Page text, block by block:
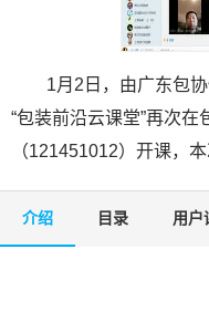
1月2日，由广东包
“包装前沿云课堂”再次
（121451012）开课，
介绍 目录 用户